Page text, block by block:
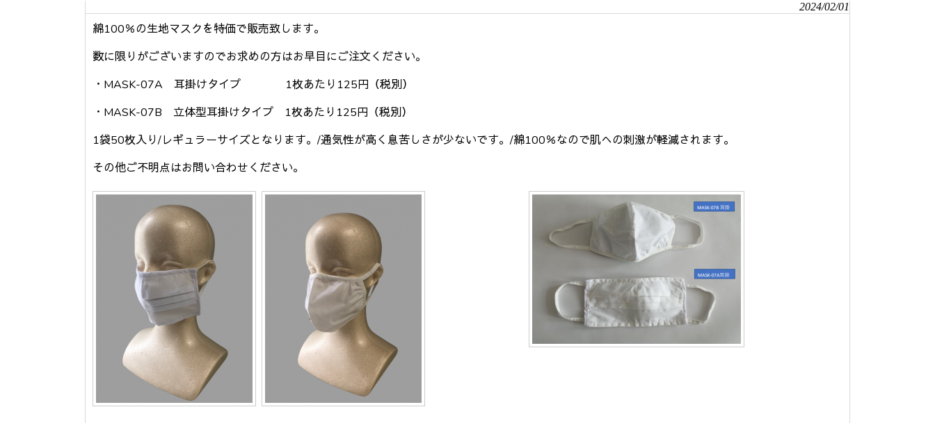
2024/02/01
綿100％の生地マスクを特価で販売致します。
数に限りがございますのでお求めの方はお早目にご注文ください。
・MASK-07A 耳掛けタイプ 1枚あたり125円（税別）
・MASK-07B 立体型耳掛けタイプ 1枚あたり125円（税別）
1袋50枚入り/レギュラーサイズとなります。/通気性が高く息苦しさが少ないです。/綿100％なので肌への刺激が軽減されます。
その他ご不明点はお問い合わせください。